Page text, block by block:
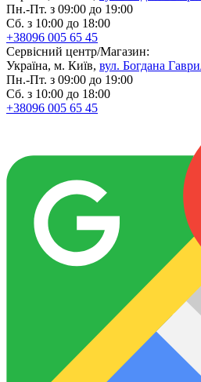
Пн.-Пт. з 09:00 до 19:00
Сб. з 10:00 до 18:00
+38096 005 65 45
Сервісний центр/Магазин:
Україна, м. Київ, вул. Богдана
Пн.-Пт. з 09:00 до 19:00
Сб. з 10:00 до 18:00
+38096 005 65 45